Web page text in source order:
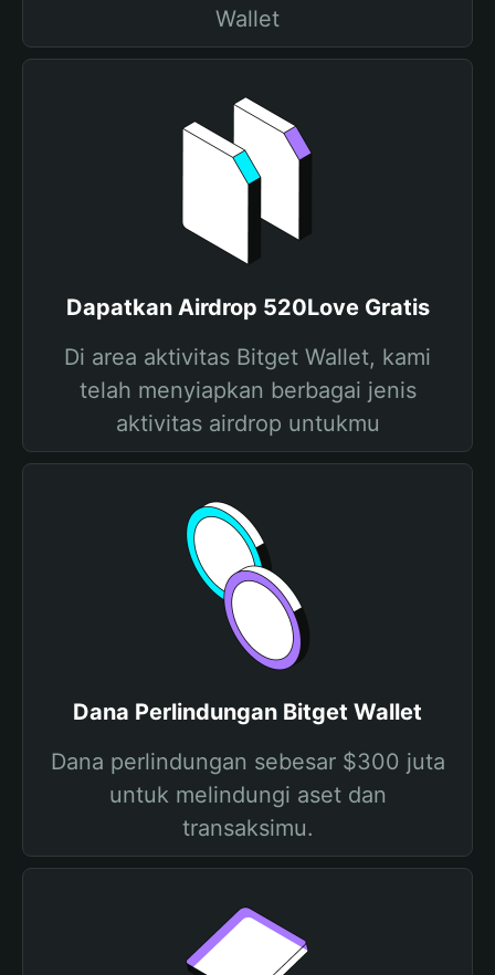
Wallet
Dapatkan Airdrop 520Love Gratis
Di area aktivitas Bitget Wallet, kami
telah menyiapkan berbagai jenis
aktivitas airdrop untukmu
Dana Perlindungan Bitget Wallet
Dana perlindungan sebesar $300 juta
untuk melindungi aset dan
transaksimu.